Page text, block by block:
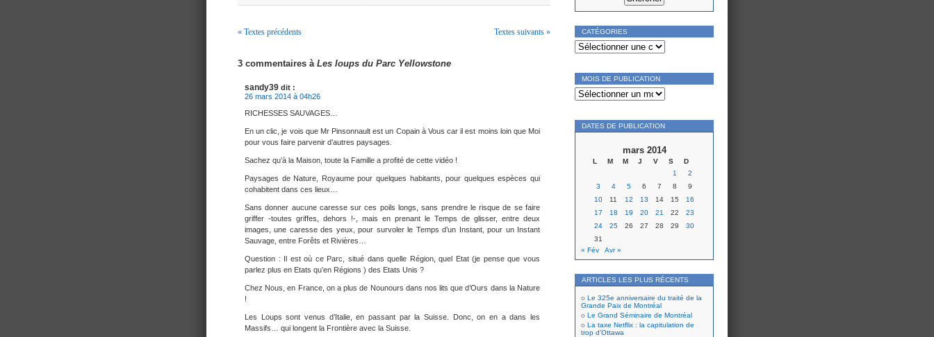
« Textes précédents Textes suivants »
3 commentaires à Les loups du Parc Yellowstone
sandy39 dit :
26 mars 2014 à 04h26
RICHESSES SAUVAGES…
En un clic, je vois que Mr Pinsonnault est un Copain à Vous car il est moins loin que Moi
pour vous faire parvenir d’autres paysages.
Sachez qu’à la Maison, toute la Famille a profité de cette vidéo !
Paysages de Nature, Royaume pour quelques habitants, pour quelques espèces qui
cohabitent dans ces lieux…
Sans donner aucune caresse sur ces poils longs, sans prendre le risque de se faire
griffer -toutes griffes, dehors !-, mais en prenant le Temps de glisser, entre deux
images, une caresse des yeux, pour survoler le Temps d’un Instant, pour un Instant
Sauvage, entre Forêts et Rivières…
Question : Il est où ce Parc, situé dans quelle Région, quel Etat (je pense que vous
parlez plus en Etats qu’en Régions ) des Etats Unis ?
Chez Nous, en France, on a plus de Nounours dans nos lits que d’Ours dans la Nature
!
Les Loups sont venus d’Italie, en passant par la Suisse. Donc, on en a dans les
Massifs… qui longent la Frontière avec la Suisse.
CATÉGORIES
Catégories
MOIS DE PUBLICATION
Mois
de
publication
DATES DE PUBLICATION
mars 2014
L M M J V S
D
1
2
3
4 5 6 7 8
9
10
11 12 13 14 15
16
17
18 19 20 21 22
23
24
25 26 27 28 29
30
31
« Fév
Avr »
ARTICLES LES PLUS RÉCENTS
Le 325e anniversaire du traité de la
Grande Paix de Montréal
Le Grand Séminaire de Montréal
La taxe Netflix : la capitulation de
trop d’Ottawa